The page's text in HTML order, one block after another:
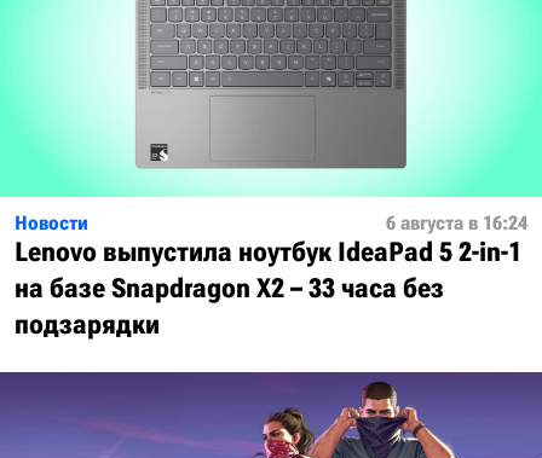
Новости 6 августа в 16:24
Lenovo выпустила ноутбук IdeaPad 5 2-in-1
на базе Snapdragon X2 – 33 часа без
подзарядки